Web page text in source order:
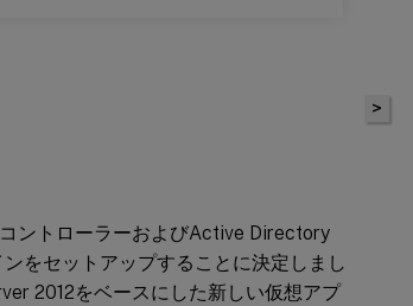
ントローラーおよびActive Directory
をセットアップすることに決定しまし
2012をベースにした新しい仮想アプ
>